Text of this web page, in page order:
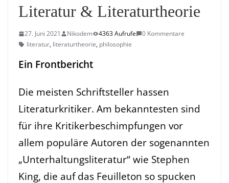
Literatur & Literaturtheorie
27. Juni 2021 Nikodem 4363 Aufrufe
0 Kommentare
literatur, literaturtheorie, philosophie
Ein Frontbericht
Die meisten Schriftsteller hassen
Literaturkritiker. Am bekanntesten sind
für ihre Kritikerbeschimpfungen vor
allem populäre Autoren der sogenannten
„Unterhaltungsliteratur“ wie Stephen
King, die auf das Feuilleton so spucken